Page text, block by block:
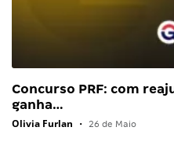
Concurso PRF: com
ganha…
Olivia Furlan • 26 de Maio